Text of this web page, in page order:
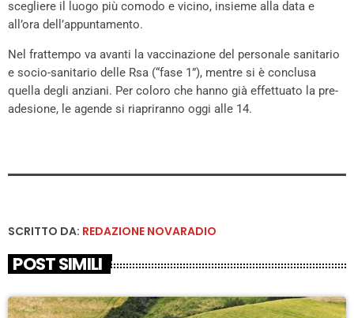
scegliere il luogo più comodo e vicino, insieme alla data e
all’ora dell’appuntamento.
Nel frattempo va avanti la vaccinazione del personale sanitario
e socio-sanitario delle Rsa (“fase 1”), mentre si è conclusa
quella degli anziani. Per coloro che hanno già effettuato la pre-
adesione, le agende si riapriranno oggi alle 14.
SCRITTO DA: REDAZIONE NOVARADIO
POST SIMILI